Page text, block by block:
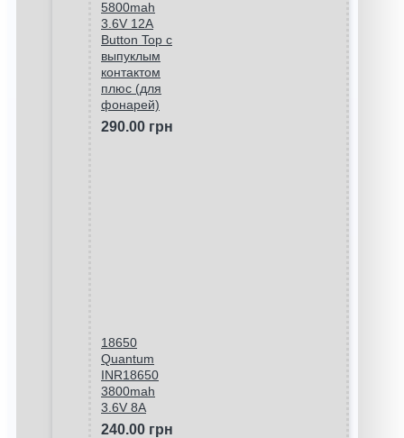
5800mah
3.6V 12A
Button Top с
выпуклым
контактом
плюс (для
фонарей)
290.00 грн
18650
Quantum
INR18650
3800mah
3.6V 8A
240.00 грн